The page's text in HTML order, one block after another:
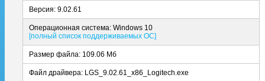
Версия: 9.02.61
Операционная система: Windows 10
[полный список поддерживаемых ОС]
Размер файла: 109.06 Мб
Файл драйвера: LGS_9.02.61_x86_Logitech.exe